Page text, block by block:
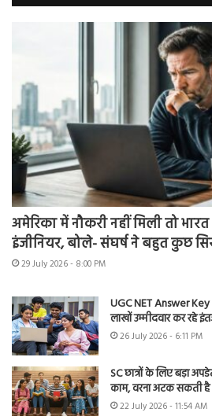
अमेरिका में नौकरी नहीं मिली तो
इंजीनियर, बोले- संघर्ष ने बहुत कुछ
29 July 2026 - 8:00 PM
UGC NET Answer
लाखों उम्मीदवार कर रहे
26 July 2026 - 6:11 PM
SC छात्रों के लिए बड़ा
काम, वरना अटक सकती है
22 July 2026 - 11:54 AM